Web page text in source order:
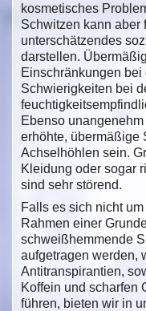
kosmetisches
Schwitzen kann aber
unterschätzendes
darstellen.
Einschränkungen bei
Schwierigkeiten bei
Ebenso
erhöhte, übermäßige
Achselhöhlen sein.
Kleidung oder sogar
sind sehr störend.
Falls es sich nicht
Rahmen einer
schweißhemmende
aufgetragen werden,
Antitranspirantien,
Koffein und scharfen
führen, bieten wir in